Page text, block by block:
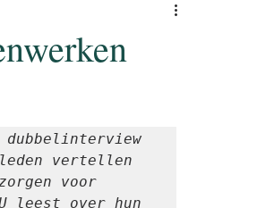
SYTYCB Challenge '25/'26
dubbelinterview
leden vertellen
voor
leest over hun